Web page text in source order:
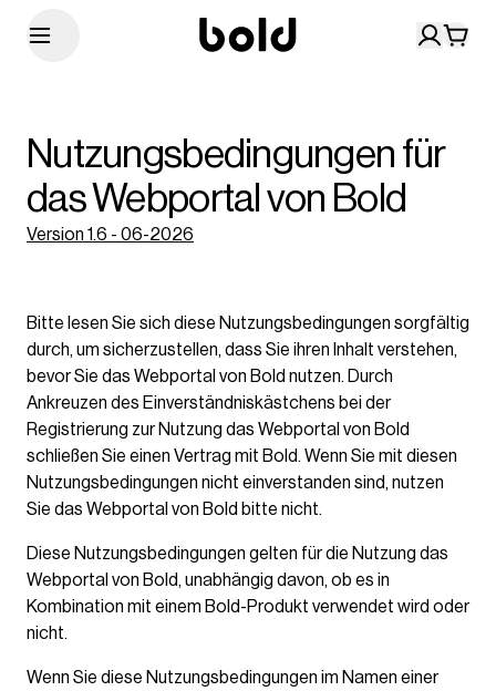
Nutzungsbedingungen für
das Webportal von Bold
Version 1.6 - 06-2026
Bitte lesen Sie sich diese Nutzungsbedingungen sorgfältig
durch, um sicherzustellen, dass Sie ihren Inhalt verstehen,
bevor Sie das Webportal von Bold nutzen. Durch
Ankreuzen des Einverständniskästchens bei der
Registrierung zur Nutzung das Webportal von Bold
schließen Sie einen Vertrag mit Bold. Wenn Sie mit diesen
Nutzungsbedingungen nicht einverstanden sind, nutzen
Sie das Webportal von Bold bitte nicht.
Diese Nutzungsbedingungen gelten für die Nutzung das
Webportal von Bold, unabhängig davon, ob es in
Kombination mit einem Bold-Produkt verwendet wird oder
nicht.
Wenn Sie diese Nutzungsbedingungen im Namen einer